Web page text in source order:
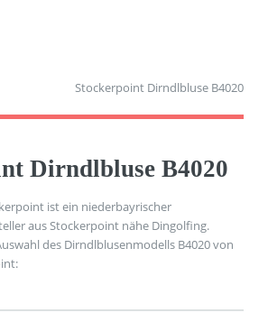
Stockerpoint Dirndlbluse B4020
Dirndlbluse B4020
ist ein niederbayrischer
aus Stockerpoint nähe Dingolfing.
des Dirndlblusenmodells B4020 von